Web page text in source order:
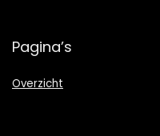
Pagina’s
Overzicht